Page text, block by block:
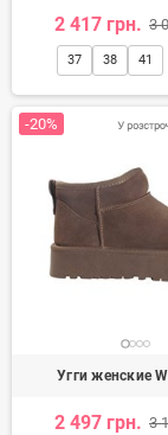
2 417 грн. 3
37 38 41
-20%
Угги женские
2 497 грн. 3